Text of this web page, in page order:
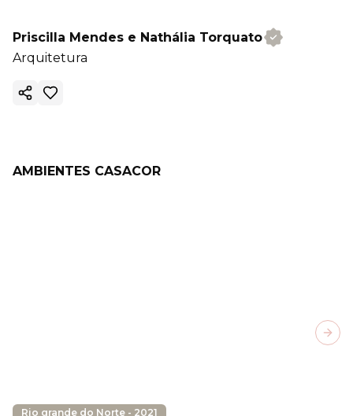
Priscilla Mendes e Nathália Torquato
Arquitetura
Copiar link
AMBIENTES CASACOR
Rio grande do Norte - 2021